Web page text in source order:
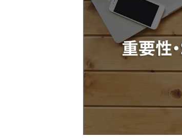
4-2. 企業が取り組む際の位置
4-3. 投資と社会課題解決の接点
5. ESGとCSRの違い
5-1. 取り組み方の違い
5-2. 成果の評価軸の違い
6. ESG投資の広がりと市場への影
7. 企業がESGに取り組むステップ